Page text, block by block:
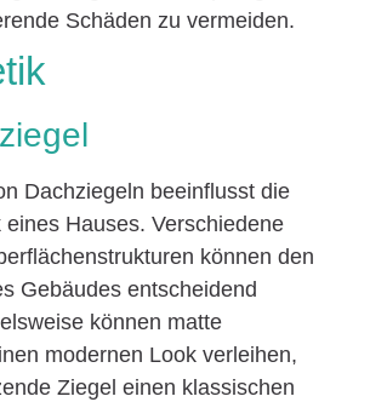
Schäden zu vermeiden.
Dachziegeln beeinflusst die
Hauses. Verschiedene
können den
Gebäudes entscheidend
können matte
modernen Look verleihen,
Ziegel einen klassischen